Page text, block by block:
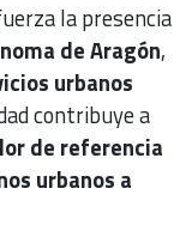
la presencia
de Aragón,
urbanos
contribuye a
de referencia
urbanos a